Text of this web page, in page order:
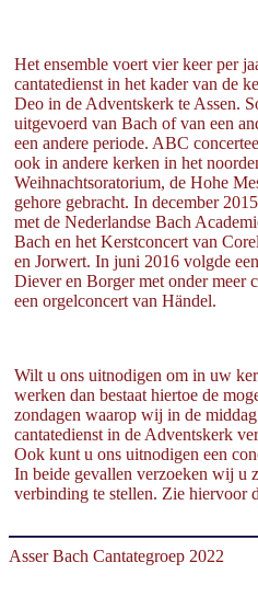
Het ensemble voert vier keer per
cantatedienst in het kader van de
Deo in de Adventskerk te Assen.
uitgevoerd van Bach of van een
een andere periode. ABC
ook in andere kerken in het
Weihnachtsoratorium, de Hohe
gehore gebracht. In december
met de Nederlandse Bach
Bach en het Kerstconcert van
en Jorwert. In juni 2016 volgde
Diever en Borger met onder meer
een orgelconcert van Händel.
Wilt u ons uitnodigen om in uw
werken dan bestaat hiertoe de
zondagen waarop wij in de
cantatedienst in de Adventskerk
Ook kunt u ons uitnodigen een
In beide gevallen verzoeken wij u
verbinding te stellen. Zie hiervoor
Asser Bach Cantategroep 2022